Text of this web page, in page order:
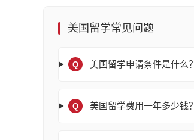
美国留学常见问题
Q 美国留学申请条件是什么？
Q 美国留学费用一年多少钱？